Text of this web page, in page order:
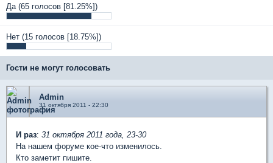
Да (65 голосов [81.25%])
Нет (15 голосов [18.75%])
Гости не могут голосовать
Admin
31 октября 2011 - 22:30
И раз: 31 октября 2011 года, 23-30
На нашем форуме кое-что изменилось.
Кто заметит пишите.